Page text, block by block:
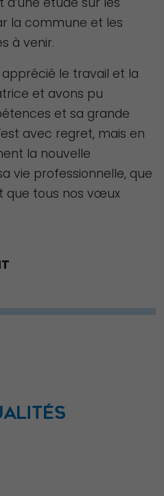
la commune et les
à venir.
le travail et la
et avons pu
et sa grande
avec regret, mais en
la nouvelle
vie professionnelle, que
que tous nos vœux